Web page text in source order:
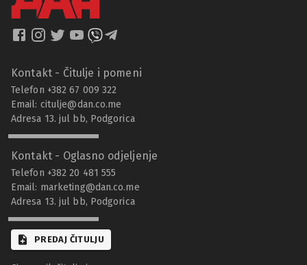
Kontakt - Čitulje i pomeni
Telefon +382 67 009 322
Email: citulje@dan.co.me
Adresa 13. jul bb, Podgorica
Kontakt - Oglasno odjeljenje
Telefon +382 20 481 555
Email: marketing@dan.co.me
Adresa 13. jul bb, Podgorica
PREDAJ ČITULJU